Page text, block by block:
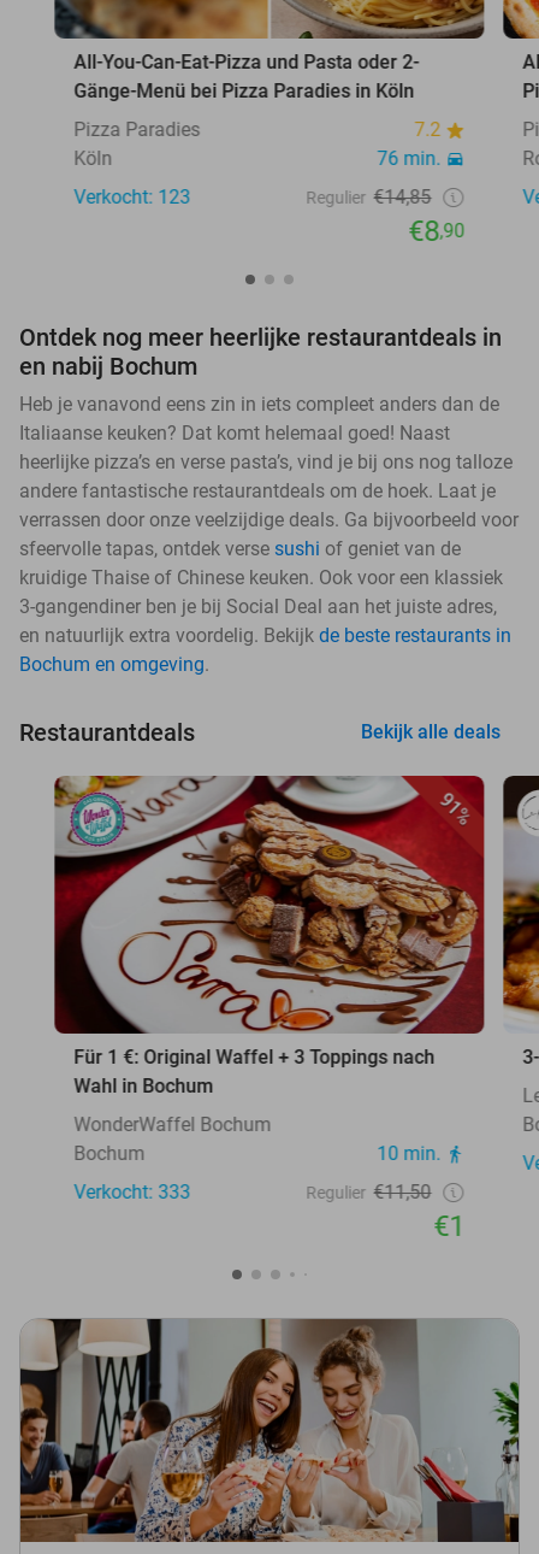
All-You-Can-Eat-Pizza und Pasta oder 2-
Gänge-Menü bei Pizza Paradies in Köln
Pizza Paradies
7.2
Köln
76 min.
Verkocht: 123
Regulier €14,85
€8,90
Ontdek nog meer heerlijke restaurantdeals in
en nabij Bochum
Heb je vanavond eens zin in iets compleet anders dan de
Italiaanse keuken? Dat komt helemaal goed! Naast
heerlijke pizza’s en verse pasta’s, vind je bij ons nog talloze
andere fantastische restaurantdeals om de hoek. Laat je
verrassen door onze veelzijdige deals. Ga bijvoorbeeld voor
sfeervolle tapas, ontdek verse sushi of geniet van de
kruidige Thaise of Chinese keuken. Ook voor een klassiek
3-gangendiner ben je bij Social Deal aan het juiste adres,
en natuurlijk extra voordelig. Bekijk de beste restaurants in
Bochum en omgeving.
Restaurantdeals Bekijk alle deals
91%
Für 1 €: Original Waffel + 3 Toppings nach
Wahl in Bochum
WonderWaffel Bochum
Bochum
10 min.
Verkocht: 333
Regulier €11,50
€1